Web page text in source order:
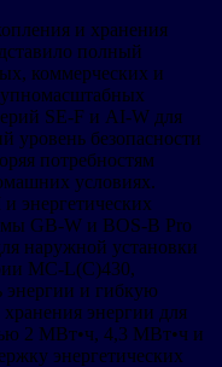
и хранения
полный
коммерческих и
SE-F и AI-W для
уровень безопасности
потребностям
условиях.
энергетических
GB-W и BOS-B Pro
наружной установки
MC-L(C)430,
энергии и гибкую
энергии для
2 МВт•ч, 4,3 МВт•ч и
энергетических